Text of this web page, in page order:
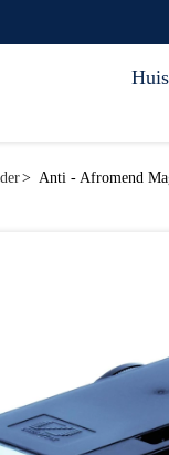
Huis
> Anti - Afromend